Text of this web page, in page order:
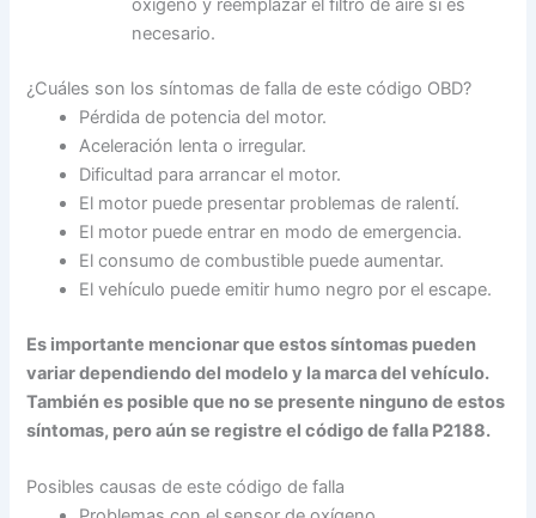
oxígeno y reemplazar el filtro de aire si es
necesario.
¿Cuáles son los síntomas de falla de este código OBD?
Pérdida de potencia del motor.
Aceleración lenta o irregular.
Dificultad para arrancar el motor.
El motor puede presentar problemas de ralentí.
El motor puede entrar en modo de emergencia.
El consumo de combustible puede aumentar.
El vehículo puede emitir humo negro por el escape.
Es importante mencionar que estos síntomas pueden
variar dependiendo del modelo y la marca del vehículo.
También es posible que no se presente ninguno de estos
síntomas, pero aún se registre el código de falla P2188.
Posibles causas de este código de falla